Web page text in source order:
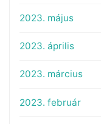
2023. május
2023. április
2023. március
2023. február